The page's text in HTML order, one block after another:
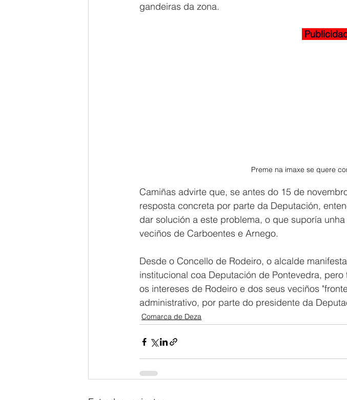
gandeiras da zona.
Preme na imaxe se quere
Camiñas advirte que, se antes do 15 de
resposta concreta por parte da Deputación,
dar solución a este problema, o que suporía
veciños de Carboentes e Arnego.
Desde o Concello de Rodeiro, o alcalde
institucional coa Deputación de Pontevedra,
os intereses de Rodeiro e dos seus veciños
administrativo, por parte do presidente da
Comarca de Deza